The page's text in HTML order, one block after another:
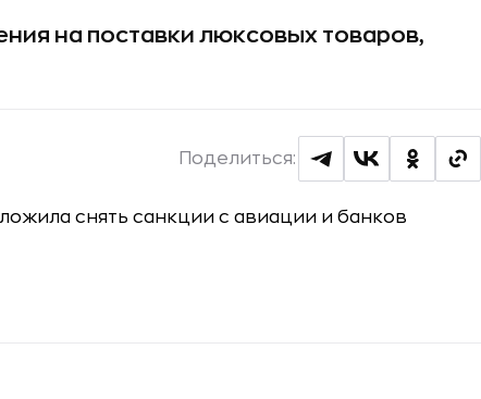
на поставки люксовых товаров,
Поделиться: